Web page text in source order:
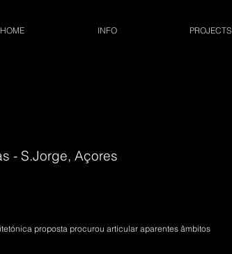
HOME INFO PROJECTS
- S.Jorge, Açores
proposta procurou articular aparentes âmbitos